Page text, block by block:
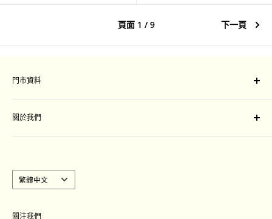
頁面 1 / 9 下一頁
門市資料
門市地址：
旺角山東街47-51號星際城市一樓109-111 號舖
Unit 109-111, Sim City, 47-51 Shan Tung Street, Mong
營業時間 :
關於我們
付款及運送安排
聯絡我們
言
Language
繁體中文
關注我們